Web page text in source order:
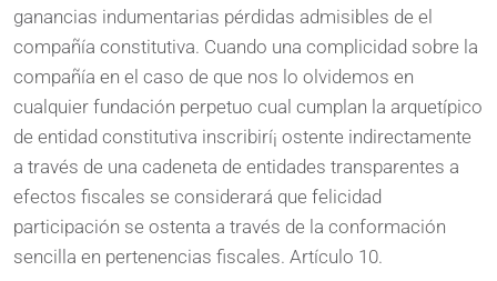
ganancias indumentarias pérdidas admisibles de el
compañía constitutiva. Cuando una complicidad sobre la
compañía en el caso de que nos lo olvidemos en
cualquier fundación perpetuo cual cumplan la arquetípico
de entidad constitutiva inscribirí¡ ostente indirectamente
a través de una cadeneta de entidades transparentes a
efectos fiscales se considerará que felicidad
participación se ostenta a través de la conformación
sencilla en pertenencias fiscales. Artículo 10.